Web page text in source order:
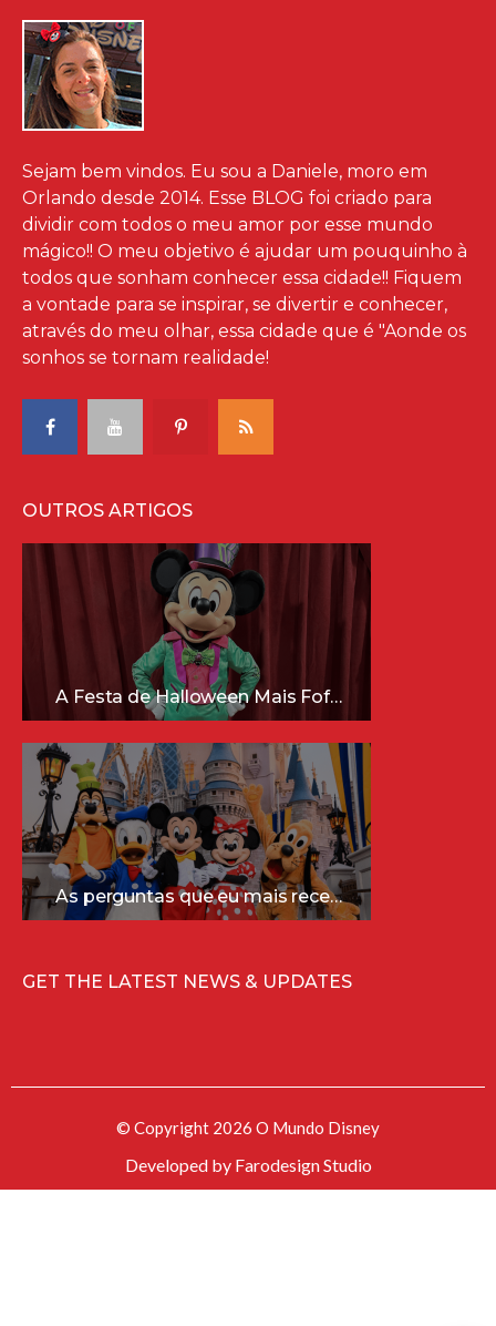
Sejam bem vindos. Eu sou a Daniele, moro em
Orlando desde 2014. Esse BLOG foi criado para
dividir com todos o meu amor por esse mundo
mágico!! O meu objetivo é ajudar um pouquinho à
todos que sonham conhecer essa cidade!! Fiquem
a vontade para se inspirar, se divertir e conhecer,
através do meu olhar, essa cidade que é "Aonde os
sonhos se tornam realidade!
OUTROS ARTIGOS
A Festa de Halloween Mais Fofa da Disney Está Chegando!
As perguntas que eu mais recebo sobre a Disney (e as respostas mais sinceras!)
GET THE LATEST NEWS & UPDATES
© Copyright 2026 O Mundo Disney
Developed by Farodesign Studio